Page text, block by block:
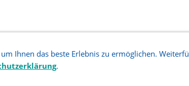
Ihnen das beste Erlebnis zu ermöglichen.
.